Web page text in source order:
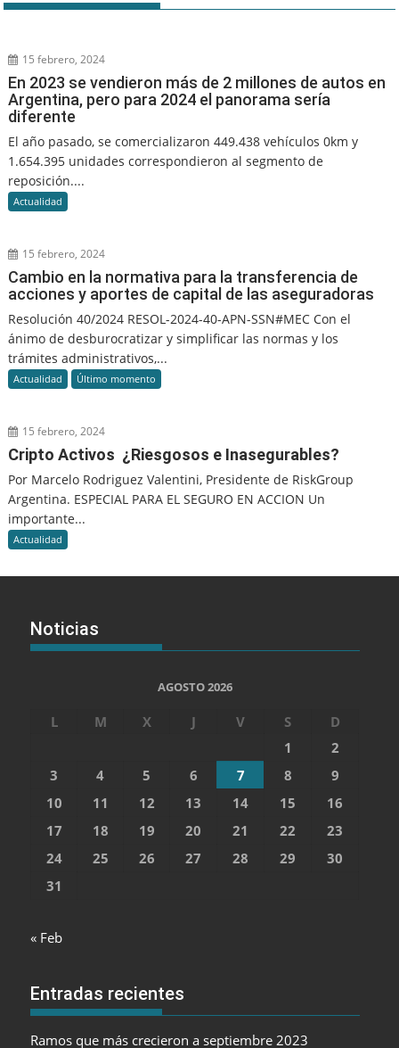
15 febrero, 2024
En 2023 se vendieron más de 2 millones de autos en
Argentina, pero para 2024 el panorama sería
diferente
El año pasado, se comercializaron 449.438 vehículos 0km y
1.654.395 unidades correspondieron al segmento de
reposición....
Actualidad
15 febrero, 2024
Cambio en la normativa para la transferencia de
acciones y aportes de capital de las aseguradoras
Resolución 40/2024 RESOL-2024-40-APN-SSN#MEC Con el
ánimo de desburocratizar y simplificar las normas y los
trámites administrativos,...
Actualidad Último momento
15 febrero, 2024
Cripto Activos ¿Riesgosos e Inasegurables?
Por Marcelo Rodriguez Valentini, Presidente de RiskGroup
Argentina. ESPECIAL PARA EL SEGURO EN ACCION Un
importante...
Actualidad
Noticias
AGOSTO 2026
L M X J V S
D
1
2
3
4 5 6 7 8
9
10
11 12 13 14 15
16
17
18 19 20 21 22
23
24
25 26 27 28 29
30
31
« Feb
Entradas recientes
Ramos que más crecieron a septiembre 2023